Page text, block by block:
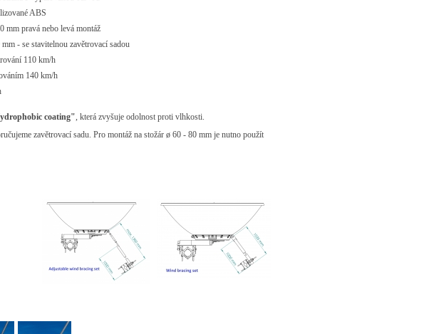
ABS
mm pravá nebo levá montáž
- se stavitelnou zavětrovací sadou
110 km/h
140 km/h
coating", která zvyšuje odolnost proti vlhkosti.
zavětrovací sadu. Pro montáž na stožár ø 60 - 80 mm je nutno použít